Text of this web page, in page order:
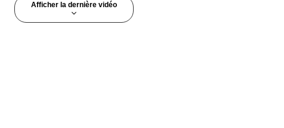
Afficher la dernière vidéo